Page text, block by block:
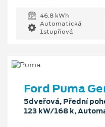
46.8 kWh
Automatická
1stupňová
Ford Puma
5dveřová, Přední
123 kW/168 k,